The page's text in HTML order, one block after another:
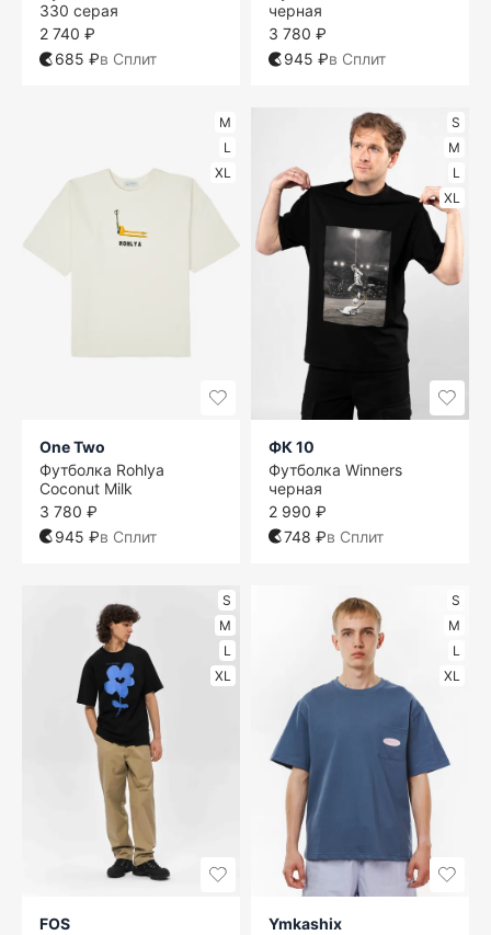
330 серая
2 740 ₽
685 ₽в Сплит
черная
3 780 ₽
945 ₽в Сплит
M
L
XL
One Two
Футболка Rohlya
Coconut Milk
3 780 ₽
945 ₽в Сплит
S
M
L
XL
ФК 10
Футболка Winners
черная
2 990 ₽
748 ₽в Сплит
S
M
L
XL
FOS
S
M
L
XL
Ymkashix